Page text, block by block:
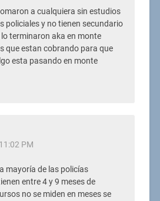
a cualquiera sin estudios
policiales y no tienen secundario
terminaron aka en monte
que estan cobrando para que
esta pasando en monte
PM
mayoría de las policías
entre 4 y 9 meses de
no se miden en meses se